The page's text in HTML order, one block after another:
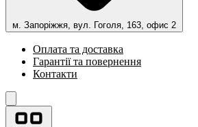
м. Запоріжжя, вул. Гоголя, 163, офис 2
Оплата та доставка
Гарантії та повернення
Контакти